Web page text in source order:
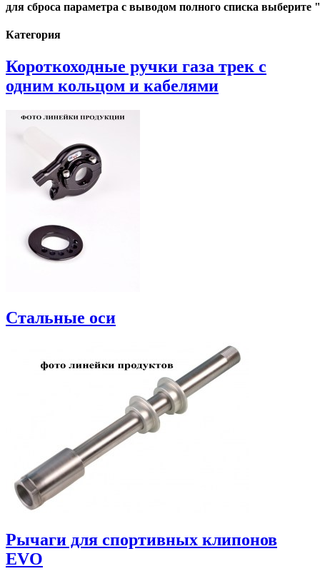
для сброса параметра с выводом полного списка
Категория
Короткоходные ручки газа трек с
одним кольцом и кабелями
Стальные оси
Рычаги для спортивных клипонов
EVO